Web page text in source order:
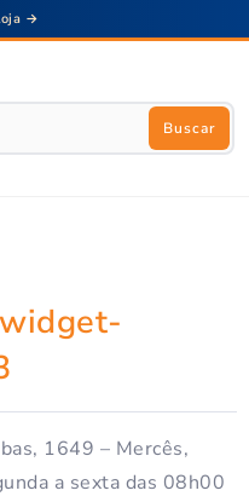
→
Buscar
1649 – Mercês,
a sexta das 08h00